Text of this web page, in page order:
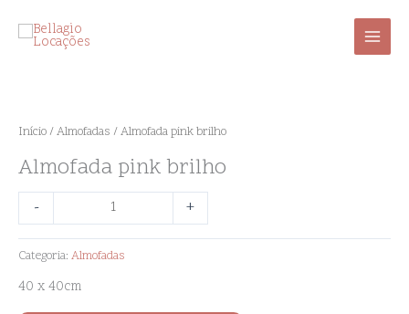
Início /Almofadas / Almofada pink brilho
Almofada pink brilho
-
brilho
+
Categoria: Almofadas
40 x 40cm